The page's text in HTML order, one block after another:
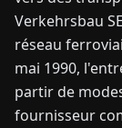
Verkehrsbau
réseau
mai 1990,
partir de
fournisseur